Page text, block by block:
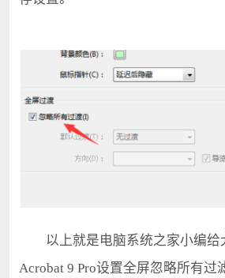
以上就是电脑系统之家小编给
Acrobat 9 Pro设置全屏忽略所有过